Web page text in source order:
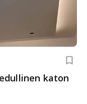
katon